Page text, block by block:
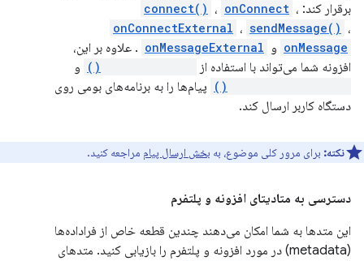
برقرار کند:
connect() ، onConnect ،
onConnectExternal ، sendMessage() ،
onMessage و onMessageExternal . علاوه بر این،
افزونه شما می‌تواند با استفاده از
و
پیام‌ها را به برنامه‌های بومی روی
دستگاه کاربر ارسال کند.
نکته: برای مرور کلی موضوع، به بخش ارسال پیام مراجعه کنید.
دسترسی به متادیتای افزونه و پلتفرم
این متدها به شما امکان می‌دهند چندین قطعه خاص از فراداده‌ها
(metadata) در مورد افزونه و پلتفرم را بازیابی کنید. متدهای